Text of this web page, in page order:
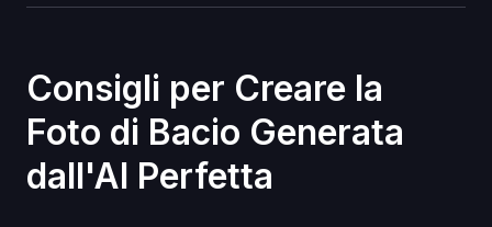
Consigli per Creare la
Foto di Bacio Generata
dall'AI Perfetta